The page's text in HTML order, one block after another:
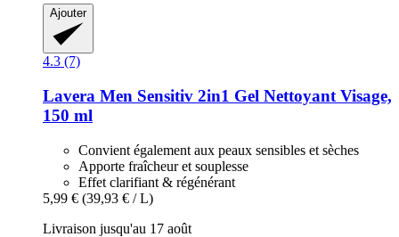
Ajouter
4.3 (7)
Lavera Men Sensitiv 2in1 Gel Nettoyant Visage,
150 ml
Convient également aux peaux sensibles et sèches
Apporte fraîcheur et souplesse
Effet clarifiant & régénérant
5,99 € (39,93 € / L)
Livraison jusqu'au 17 août